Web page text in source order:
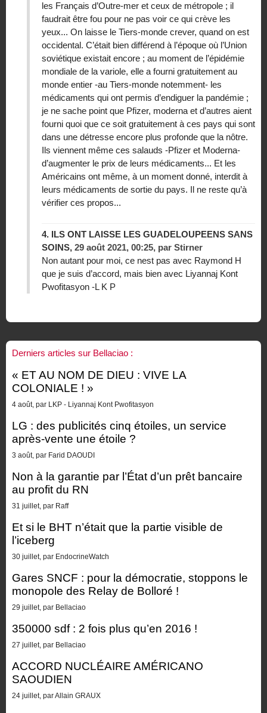
les Français d’Outre-mer et ceux de métropole ; il
faudrait être fou pour ne pas voir ce qui crève les
yeux... On laisse le Tiers-monde crever, quand on est
occidental. C’était bien différend à l’époque où l’Union
soviétique existait encore ; au moment de l’épidémie
mondiale de la variole, elle a fourni gratuitement au
monde entier -au Tiers-monde notemment- les
médicaments qui ont permis d’endiguer la pandémie ;
je ne sache point que Pfizer, moderna et d’autres aient
fourni quoi que ce soit gratuitement à ces pays qui sont
dans une détresse encore plus profonde que la nôtre.
Ils viennent même ces salauds -Pfizer et Moderna-
d’augmenter le prix de leurs médicaments... Et les
Américains ont même, à un moment donné, interdit à
leurs médicaments de sortie du pays. Il ne reste qu’à
vérifier ces propos...
4. ILS ONT LAISSE LES GUADELOUPEENS SANS
SOINS, 29 août 2021, 00:25, par Stirner
Non autant pour moi, ce nest pas avec Raymond H
que je suis d’accord, mais bien avec Liyannaj Kont
Pwofitasyon -L K P
Derniers articles sur Bellaciao :
« ET AU NOM DE DIEU : VIVE LA
COLONIALE ! »
4 août, par LKP - Liyannaj Kont Pwofitasyon
LG : des publicités cinq étoiles, un service
après-vente une étoile ?
3 août, par Farid DAOUDI
Non à la garantie par l’État d’un prêt bancaire
au profit du RN
31 juillet, par Raff
Et si le BHT n’était que la partie visible de
l’iceberg
30 juillet, par EndocrineWatch
Gares SNCF : pour la démocratie, stoppons le
monopole des Relay de Bolloré !
29 juillet, par Bellaciao
350000 sdf : 2 fois plus qu’en 2016 !
27 juillet, par Bellaciao
ACCORD NUCLÉAIRE AMÉRICANO
SAOUDIEN
24 juillet, par Allain GRAUX